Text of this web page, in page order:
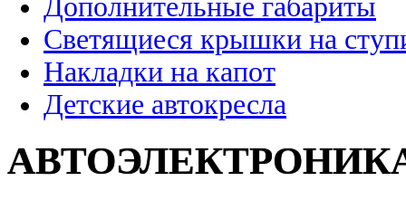
Дополнительные габариты
Светящиеся крышки на
Накладки на капот
Детские автокресла